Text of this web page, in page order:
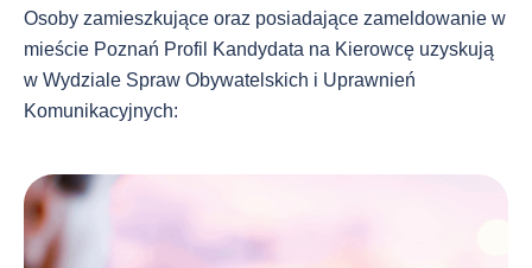
Osoby zamieszkujące oraz posiadające zameldowanie w
mieście Poznań Profil Kandydata na Kierowcę uzyskują
w Wydziale Spraw Obywatelskich i Uprawnień
Komunikacyjnych: